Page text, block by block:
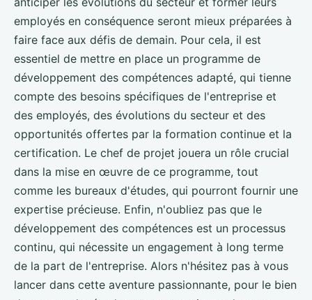
employés en conséquence seront mieux préparées à
faire face aux défis de demain. Pour cela, il est
essentiel de mettre en place un programme de
développement des compétences adapté, qui tienne
compte des besoins spécifiques de l'entreprise et
des employés, des évolutions du secteur et des
opportunités offertes par la formation continue et la
certification. Le chef de projet jouera un rôle crucial
dans la mise en œuvre de ce programme, tout
comme les bureaux d'études, qui pourront fournir une
expertise précieuse. Enfin, n'oubliez pas que le
développement des compétences est un processus
continu, qui nécessite un engagement à long terme
de la part de l'entreprise. Alors n'hésitez pas à vous
lancer dans cette aventure passionnante, pour le bien